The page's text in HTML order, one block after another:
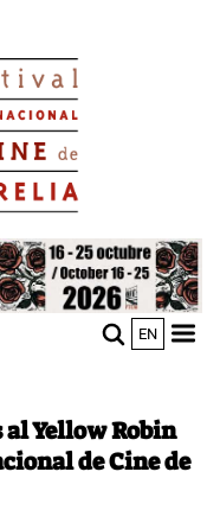
EN
Yellow Robin
de Cine de